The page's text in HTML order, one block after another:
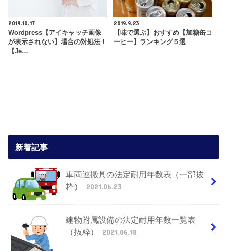
2019.10.17
Wordpress【アイキャッチ画像
が表示されない】場合の対処法！
【Je…
2019.9.23
【味で選ぶ】おすすめ【加糖缶コ
ーヒー】ランキング５選
新着記事
車両運搬具の法定耐用年数表（一部抜
粋）
2021.06.23
建物附属設備の法定耐用年数一覧表
（抜粋）
2021.06.18